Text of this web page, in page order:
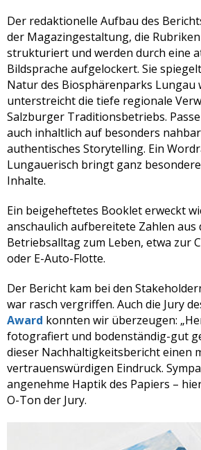
Der redaktionelle Aufbau des
der Magazingestaltung, die
strukturiert und werden durch eine
Bildsprache aufgelockert. Sie
Natur des Biosphärenparks Lungau
unterstreicht die tiefe regionale
Salzburger Traditionsbetriebs.
auch inhaltlich auf besonders
authentisches Storytelling. Ein
Lungauerisch bringt ganz
Inhalte.
Ein beigeheftetes Booklet erweckt
anschaulich aufbereitete Zahlen aus
Betriebsalltag zum Leben, etwa zur
oder E-Auto-Flotte.
Der Bericht kam bei den
war rasch vergriffen. Auch die Jury
Award konnten wir überzeugen:
fotografiert und bodenständig-gut
dieser Nachhaltigkeitsbericht einen
vertrauenswürdigen Eindruck.
angenehme Haptik des Papiers –
O-Ton der Jury.